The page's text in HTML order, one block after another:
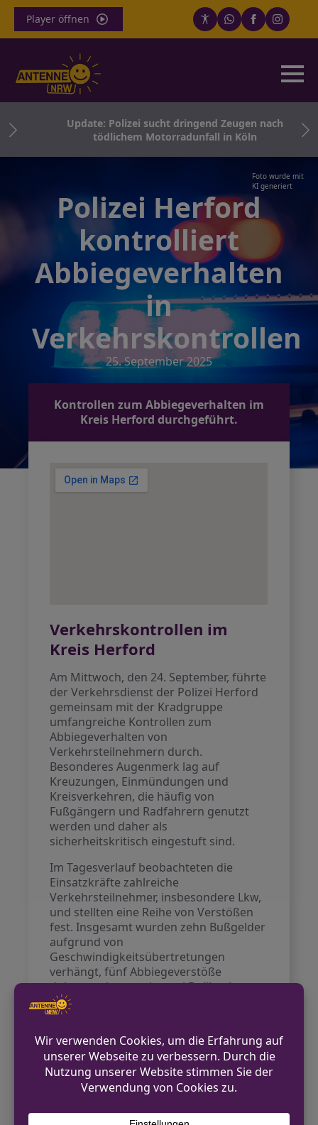
Player öffnen
Update: Polizei sucht dringend Zeugen nach
tödlichem Motorradunfall in Köln
Foto wurde mit
KI generiert
Polizei Herford
kontrolliert
Abbiegeverhalten
in
Verkehrskontrollen
25. September 2025
Kontrollen zum Abbiegeverhalten im
Kreis Herford durchgeführt.
Verkehrskontrollen im
Kreis Herford
Am Mittwoch, den 24. September, führte
der Verkehrsdienst der Polizei Herford
gemeinsam mit der Kradgruppe
umfangreiche Kontrollen zum
Abbiegeverhalten von
Verkehrsteilnehmern durch.
Besonderes Augenmerk lag auf
Kreuzungen, Einmündungen und
Kreisverkehren, die häufig von
Fußgängern und Radfahrern genutzt
werden und daher als
sicherheitskritisch eingestuft sind.
Im Tagesverlauf beobachteten die
Einsatzkräfte zahlreiche
Verkehrsteilnehmer, insbesondere Lkw,
und stellten eine Reihe von Verstößen
fest. Insgesamt wurden zehn Bußgelder
aufgrund von
Geschwindigkeitsübertretungen
verhängt, fünf Abbiegeverstöße
dokumentiert sowie zwei Delikte im
Zusammenhang mit Führerscheinen
und drei Verstöße wegen unerlaubter
hin, dass solche Verkehrskontrollen
weiterhin unangekündigt im gesamten
Kreisgebiet stattfinden werden.